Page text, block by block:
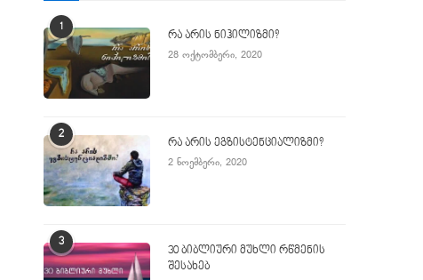
1
რა არის ნიჰილიზმი?
28 ოქტომბერი, 2020
2
რა არის ეგზისტენციალიზმი?
2 ნოემბერი, 2020
3
30 ბიბლიური მუხლი რწმენის
შესახებ